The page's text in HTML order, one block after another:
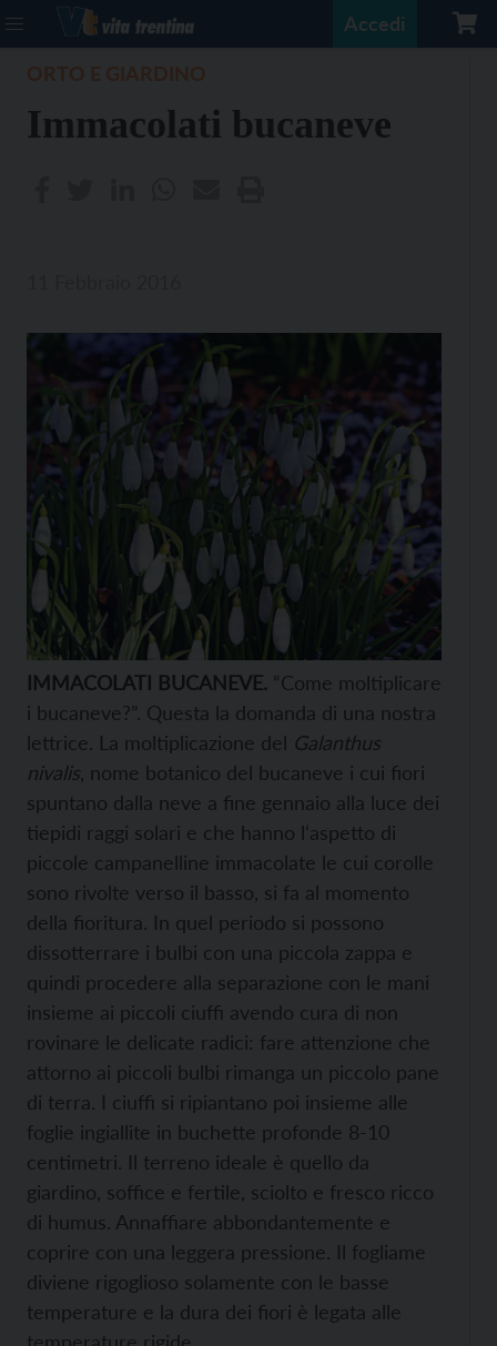
Accedi
Immacolati bucaneve
IMMACOLATI BUCANEVE. “Come moltiplicare
i bucaneve?”. Questa la domanda di una nostra
lettrice. La moltiplicazione del Galanthus
nivalis , nome botanico del bucaneve i cui fiori
spuntano dalla neve a fine gennaio alla luce dei
tiepidi raggi solari e che hanno l‘aspetto di
piccole campanelline immacolate le cui corolle
sono rivolte verso il basso, si fa al momento
della fioritura. In quel periodo si possono
dissotterrare i bulbi con una piccola zappa e
quindi procedere alla separazione con le mani
insieme ai piccoli ciuffi avendo cura di non
rovinare le delicate radici: fare attenzione che
attorno ai piccoli bulbi rimanga un piccolo pane
di terra. I ciuffi si ripiantano poi insieme alle
foglie ingiallite in buchette profonde 8-10
centimetri. Il terreno ideale è quello da
giardino, soffice e fertile, sciolto e fresco ricco
di humus. Annaffiare abbondantemente e
coprire con una leggera pressione. Il fogliame
diviene rigoglioso solamente con le basse
temperature e la dura dei fiori è legata alle
temperature rigide.